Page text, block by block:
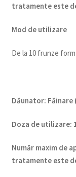
tratamente este
Mod de utilizare
De la 10 frunze
Dăunator: Făinare
Doza de utilizare:
Număr maxim de
tratamente este